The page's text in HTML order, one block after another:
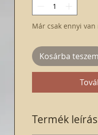
Már csak ennyi van
Kosárba teszem
Termék leírás